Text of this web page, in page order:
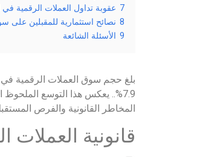
7 عقوبة تداول العملات الرقمية في
8 نصائح استثمارية للمقبلين على
9 الأسئلة الشائعة
7.9%.. يعكس هذا التوسع
المخاطر القانونية والفرص
قانونية العملات